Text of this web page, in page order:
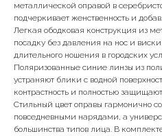
металлической оправой в
подчеркивает женственность и
Легкая ободковая конструкция из
посадку без давления на нос и
длительного ношения в городских
Поляризованные синие линзы из
устраняют блики с водной
контрастность и полностью
Стильный цвет оправы гармонично
повседневными нарядами, а
большинства типов лица. В